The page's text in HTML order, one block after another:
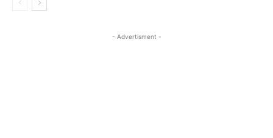
- Advertisment -